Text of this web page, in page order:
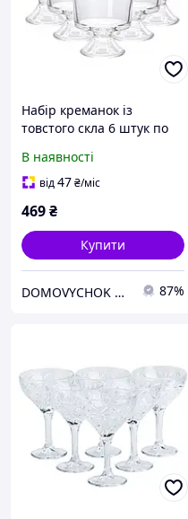
Набір креманок із
товстого скла 6 штук по
В наявності
від47₴/міс
469₴
Купити
DOMOVYCHOK SHOP 87%